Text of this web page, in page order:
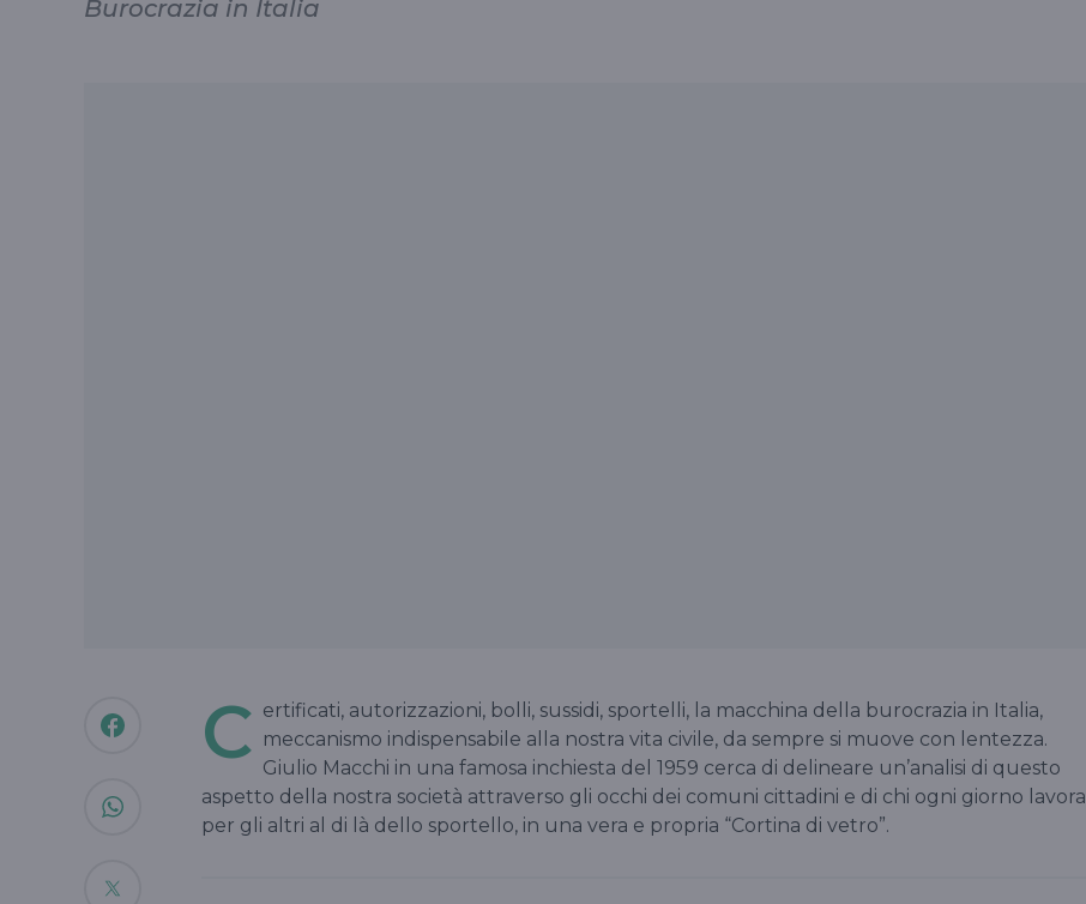
Burocrazia in Italia
C ertificati, autorizzazioni, bolli, sussidi, sportelli, la macchina della burocrazia in Italia,
meccanismo indispensabile alla nostra vita civile, da sempre si muove con lentezza.
Giulio Macchi in una famosa inchiesta del 1959 cerca di delineare un’analisi di questo
aspetto della nostra società attraverso gli occhi dei comuni cittadini e di chi ogni giorno lavora
per gli altri al di là dello sportello, in una vera e propria “Cortina di vetro”.